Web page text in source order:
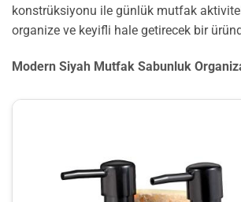
konstrüksiyonu ile günlük mutfak
organize ve keyifli hale getirecek bir
Modern Siyah Mutfak Sabunluk